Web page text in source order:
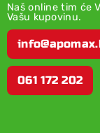
Naš online tim će
Vašu kupovinu.
061 172 202